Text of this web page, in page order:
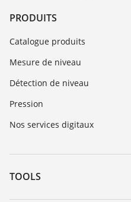
PRODUITS
Catalogue produits
Mesure de niveau
Détection de niveau
Pression
Nos services digitaux
TOOLS
Téléchargements